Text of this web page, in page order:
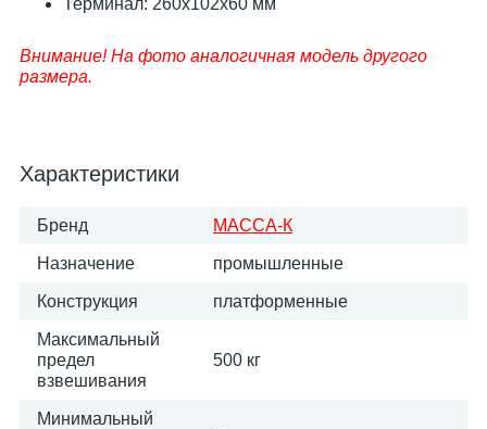
Терминал: 260x102x60 мм
Внимание! На фото аналогичная модель другого
размера.
Характеристики
Бренд МАССА-К
Назначение промышленные
Конструкция платформенные
Максимальный
предел
взвешивания
500 кг
Минимальный